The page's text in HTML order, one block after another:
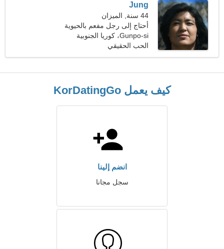
Jung
44 سنة, الميزان
أحتاج إلى رجل مفعم بالحيوية
لطهي الطعام معًا
Gunpo-si، كوريا الجنوبية
الحب الحقيقي
كيف يعمل KorDatingGo
انضم إلينا
سجل مجانا